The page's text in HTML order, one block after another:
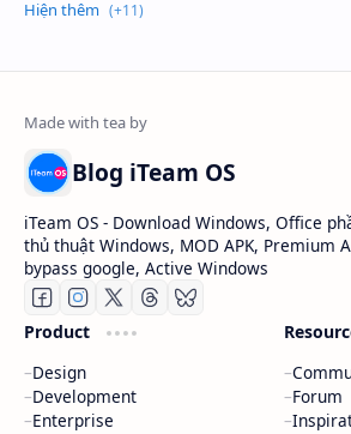
Blog iTeam OS
iTeam OS - Download Windows, Office
thủ thuật Windows, MOD APK, Premium
bypass google, Active Windows
Product
Design
Development
Enterprise
Forum